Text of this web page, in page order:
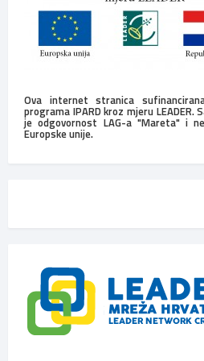
Ova internet stranica
programa IPARD kroz mjeru LEADER.
je odgovornost LAG-a "Mareta" i
Europske unije.